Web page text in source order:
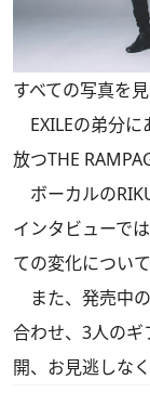
すべての写真を
EXILEの弟分に
放つTHE
ボーカルの
インタビューで
ての変化につい
また、発売中
合わせ、3人の
開、お見逃しなく